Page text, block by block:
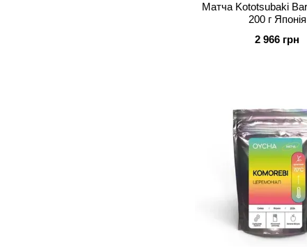
Матча Kototsubaki Barista Basic
200 г Японія
2 966 грн